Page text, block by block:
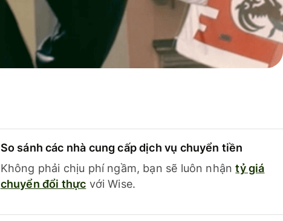
So sánh các nhà cung cấp dịch vụ chuyển tiền
Không phải chịu phí ngầm, bạn sẽ luôn nhậntỷ giá
chuyển đổi thực với Wise.